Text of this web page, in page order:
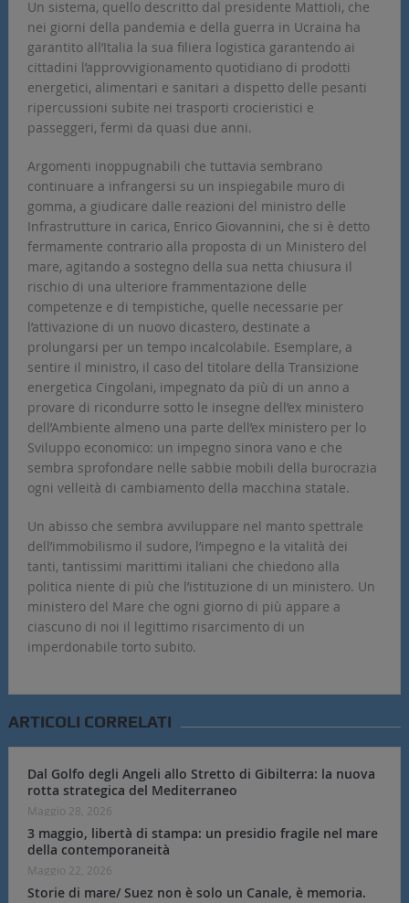
Un sistema, quello descritto dal presidente Mattioli, che
nei giorni della pandemia e della guerra in Ucraina ha
garantito all’Italia la sua filiera logistica garantendo ai
cittadini l’approvvigionamento quotidiano di prodotti
energetici, alimentari e sanitari a dispetto delle pesanti
ripercussioni subite nei trasporti crocieristici e
passeggeri, fermi da quasi due anni.
Argomenti inoppugnabili che tuttavia sembrano
continuare a infrangersi su un inspiegabile muro di
gomma, a giudicare dalle reazioni del ministro delle
Infrastrutture in carica, Enrico Giovannini, che si è detto
fermamente contrario alla proposta di un Ministero del
mare, agitando a sostegno della sua netta chiusura il
rischio di una ulteriore frammentazione delle
competenze e di tempistiche, quelle necessarie per
l’attivazione di un nuovo dicastero, destinate a
prolungarsi per un tempo incalcolabile. Esemplare, a
sentire il ministro, il caso del titolare della Transizione
energetica Cingolani, impegnato da più di un anno a
provare di ricondurre sotto le insegne dell’ex ministero
dell’Ambiente almeno una parte dell’ex ministero per lo
Sviluppo economico: un impegno sinora vano e che
sembra sprofondare nelle sabbie mobili della burocrazia
ogni velleità di cambiamento della macchina statale.
Un abisso che sembra avviluppare nel manto spettrale
dell’immobilismo il sudore, l’impegno e la vitalità dei
tanti, tantissimi marittimi italiani che chiedono alla
politica niente di più che l’istituzione di un ministero. Un
ministero del Mare che ogni giorno di più appare a
ciascuno di noi il legittimo risarcimento di un
imperdonabile torto subito.
ARTICOLI CORRELATI
Dal Golfo degli Angeli allo Stretto di Gibilterra: la nuova
rotta strategica del Mediterraneo
Maggio 28, 2026
3 maggio, libertà di stampa: un presidio fragile nel mare
della contemporaneità
Maggio 22, 2026
Storie di mare/ Suez non è solo un Canale, è memoria.